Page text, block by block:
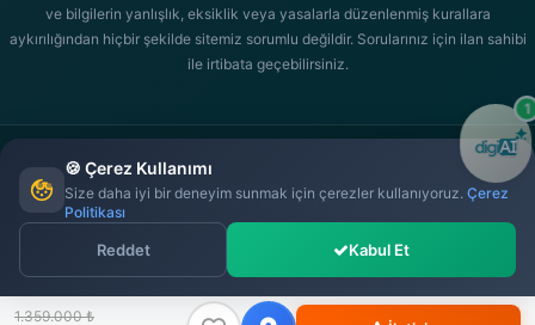
1.359.000 ₺
ve bilgilerin yanlışlık, eksiklik veya yasalarla düzenlenmiş kurallara
aykırılığından hiçbir şekilde sitemiz sorumlu değildir. Sorularınız için ilan sahibi
ile irtibata geçebilirsiniz.
Copyright © 2026Birilanver Dijital Bilgi TeknolojileriTüm hakları saklıdır.
🍪 Çerez Kullanımı
Size daha iyi bir deneyim sunmak için çerezler kullanıyoruz. Çerez
Politikası
Reddet Kabul Et
birilanver.com AR-GE tarafından geliştirildi.